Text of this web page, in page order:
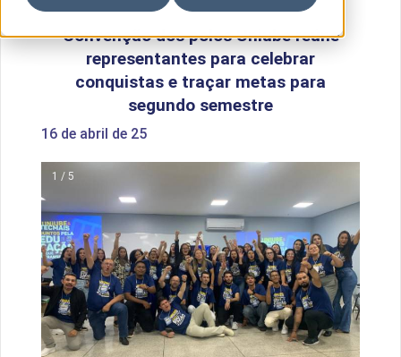
Convenção dos polos Uniube reúne
representantes para celebrar
conquistas e traçar metas para
segundo semestre
16 de abril de 25
1 / 5